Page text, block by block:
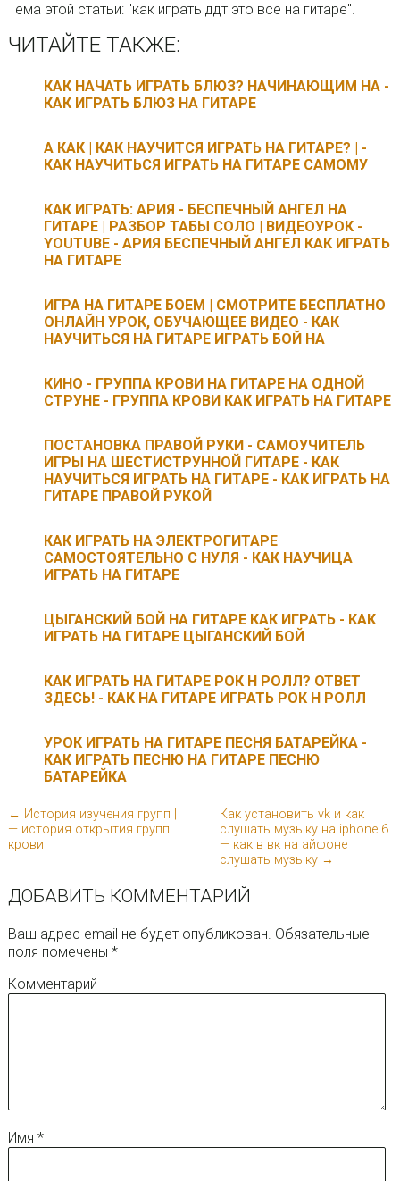
Тема этой статьи: "как играть ддт это все на гитаре".
ЧИТАЙТЕ ТАКЖЕ:
КАК НАЧАТЬ ИГРАТЬ БЛЮЗ? НАЧИНАЮЩИМ НА -
КАК ИГРАТЬ БЛЮЗ НА ГИТАРЕ
А КАК | КАК НАУЧИТСЯ ИГРАТЬ НА ГИТАРЕ? | -
КАК НАУЧИТЬСЯ ИГРАТЬ НА ГИТАРЕ САМОМУ
КАК ИГРАТЬ: АРИЯ - БЕСПЕЧНЫЙ АНГЕЛ НА
ГИТАРЕ | РАЗБОР ТАБЫ СОЛО | ВИДЕОУРОК -
YOUTUBE - АРИЯ БЕСПЕЧНЫЙ АНГЕЛ КАК ИГРАТЬ
НА ГИТАРЕ
ИГРА НА ГИТАРЕ БОЕМ | СМОТРИТЕ БЕСПЛАТНО
ОНЛАЙН УРОК, ОБУЧАЮЩЕЕ ВИДЕО - КАК
НАУЧИТЬСЯ НА ГИТАРЕ ИГРАТЬ БОЙ НА
КИНО - ГРУППА КРОВИ НА ГИТАРЕ НА ОДНОЙ
СТРУНЕ - ГРУППА КРОВИ КАК ИГРАТЬ НА ГИТАРЕ
ПОСТАНОВКА ПРАВОЙ РУКИ - САМОУЧИТЕЛЬ
ИГРЫ НА ШЕСТИСТРУННОЙ ГИТАРЕ - КАК
НАУЧИТЬСЯ ИГРАТЬ НА ГИТАРЕ - КАК ИГРАТЬ НА
ГИТАРЕ ПРАВОЙ РУКОЙ
КАК ИГРАТЬ НА ЭЛЕКТРОГИТАРЕ
САМОСТОЯТЕЛЬНО С НУЛЯ - КАК НАУЧИЦА
ИГРАТЬ НА ГИТАРЕ
ЦЫГАНСКИЙ БОЙ НА ГИТАРЕ КАК ИГРАТЬ - КАК
ИГРАТЬ НА ГИТАРЕ ЦЫГАНСКИЙ БОЙ
КАК ИГРАТЬ НА ГИТАРЕ РОК Н РОЛЛ? ОТВЕТ
ЗДЕСЬ! - КАК НА ГИТАРЕ ИГРАТЬ РОК Н РОЛЛ
УРОК ИГРАТЬ НА ГИТАРЕ ПЕСНЯ БАТАРЕЙКА -
КАК ИГРАТЬ ПЕСНЮ НА ГИТАРЕ ПЕСНЮ
БАТАРЕЙКА
← История изучения групп |
— история открытия групп
крови
Как установить vk и как
слушать музыку на iphone 6
— как в вк на айфоне
слушать музыку →
ДОБАВИТЬ КОММЕНТАРИЙ
Ваш адрес email не будет опубликован. Обязательные
поля помечены *
Комментарий
Имя *